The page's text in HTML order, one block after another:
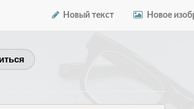
Новый текст Новое